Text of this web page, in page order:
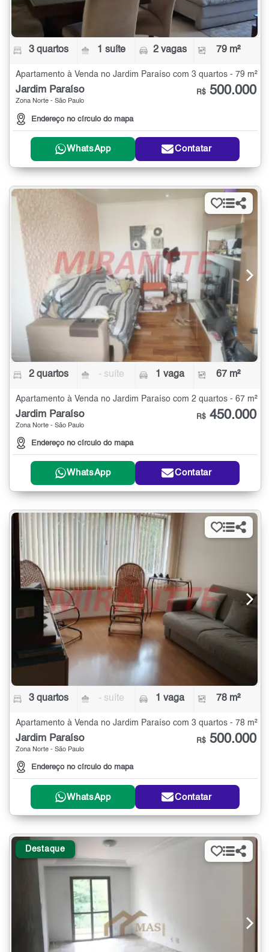
3 quartos 1 suíte 2 vagas 79 m²
Apartamento à Venda no Jardim Paraíso com 3 quartos - 79 m²
Jardim Paraíso
Zona Norte - São Paulo
Endereço no círculo do mapa
R$ 500.000
WhatsApp Contatar
2 quartos - suíte 1 vaga 67 m²
Apartamento à Venda no Jardim Paraíso com 2 quartos - 67 m²
Jardim Paraíso
Zona Norte - São Paulo
Endereço no círculo do mapa
R$ 450.000
WhatsApp Contatar
3 quartos - suíte 1 vaga 78 m²
Apartamento à Venda no Jardim Paraíso com 3 quartos - 78 m²
Jardim Paraíso
Zona Norte - São Paulo
Endereço no círculo do mapa
R$ 500.000
WhatsApp Contatar
Destaque